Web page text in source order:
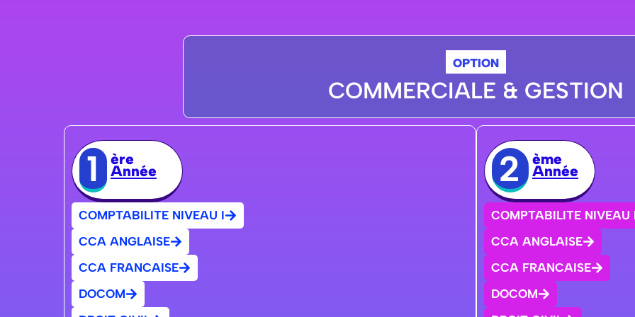
OPTION
COMMERCIALE & GESTION
1 ère
Année
COMPTABILITE NIVEAU I
CCA ANGLAISE
CCA FRANCAISE
DOCOM
2 ème
Année
COMPTABILITE NIVEAU
CCA ANGLAISE
CCA FRANCAISE
DOCOM